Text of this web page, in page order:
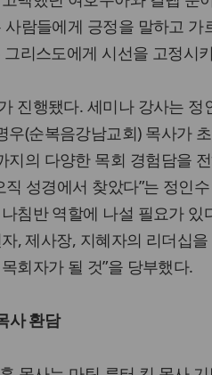
람들에게 긍정을 말하고 가
리스도에게 시선을 고정시
진행됐다. 세미나 강사는 정
(순복음강남교회) 목사가
의 다양한 목회 경험담을
성경에서 찾았다”는 정인
침반 역할에 나설 필요가 있
, 제사장, 지혜자의 리더십
회자가 될 것”을 당부했다.
사 환담